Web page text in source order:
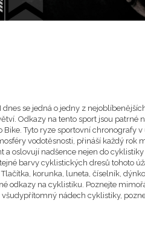
I dnes se jedná o jedny z
Odkazy na tento sport jsou patrné
Bike. Tyto ryze sportovní chronografy
vodotěsnosti, přináší každý
a oslovují nadšence nejen do
barvy cyklistických dresů tohoto
Tlačítka, korunka, luneta, číselník,
odkazy na cyklistiku. Poznejte
všudypřítomný nádech cyklistiky,